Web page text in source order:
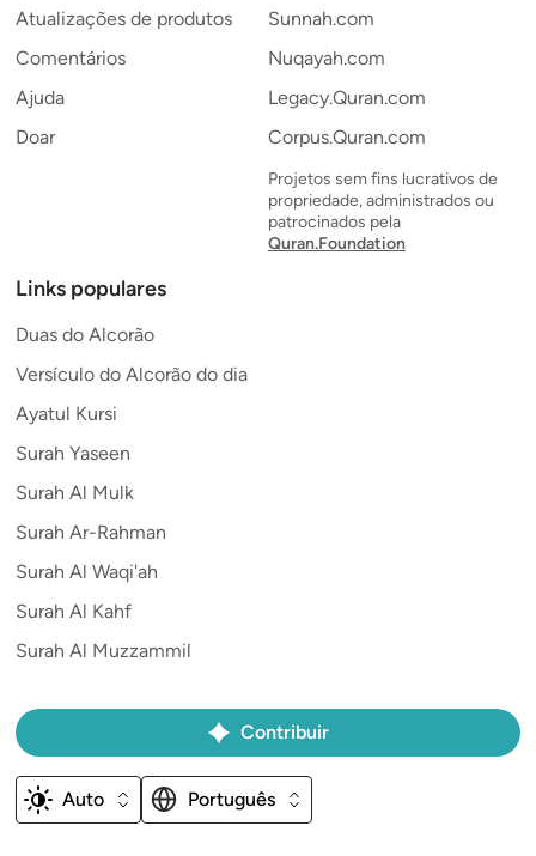
Atualizações de produtos
Comentários
Ajuda
Doar
Sunnah.com
Nuqayah.com
Legacy.Quran.com
Corpus.Quran.com
Projetos sem fins lucrativos de
propriedade, administrados ou
patrocinados pela
Quran.Foundation
Links populares
Duas do Alcorão
Versículo do Alcorão do dia
Ayatul Kursi
Surah Yaseen
Surah Al Mulk
Surah Ar-Rahman
Surah Al Waqi'ah
Surah Al Kahf
Surah Al Muzzammil
Contribuir
Auto Português